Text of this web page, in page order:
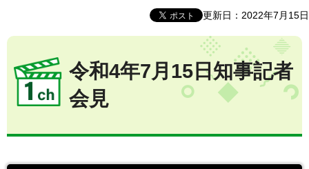
更新日：2022年7月15日
令和4年7月15日知事記者
会見